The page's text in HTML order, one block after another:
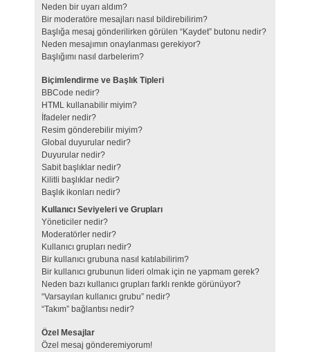
Neden bir uyarı aldım?
Bir moderatöre mesajları nasıl bildirebilirim?
Başlığa mesaj gönderilirken görülen “Kaydet” butonu nedir?
Neden mesajımın onaylanması gerekiyor?
Başlığımı nasıl darbelerim?
Biçimlendirme ve Başlık Tipleri
BBCode nedir?
HTML kullanabilir miyim?
İfadeler nedir?
Resim gönderebilir miyim?
Global duyurular nedir?
Duyurular nedir?
Sabit başlıklar nedir?
Kilitli başlıklar nedir?
Başlık ikonları nedir?
Kullanıcı Seviyeleri ve Grupları
Yöneticiler nedir?
Moderatörler nedir?
Kullanıcı grupları nedir?
Bir kullanıcı grubuna nasıl katılabilirim?
Bir kullanıcı grubunun lideri olmak için ne yapmam gerek?
Neden bazı kullanıcı grupları farklı renkte görünüyor?
“Varsayılan kullanıcı grubu” nedir?
“Takım” bağlantısı nedir?
Özel Mesajlar
Özel mesaj gönderemiyorum!